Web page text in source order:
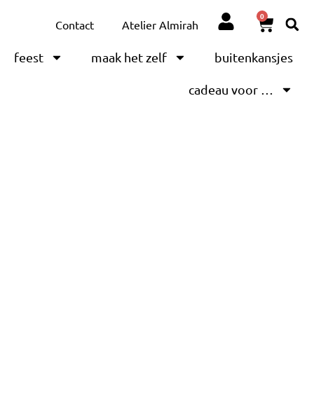
Contact Atelier Almirah
0
feest maak het zelf buitenkansjes
cadeau voor …